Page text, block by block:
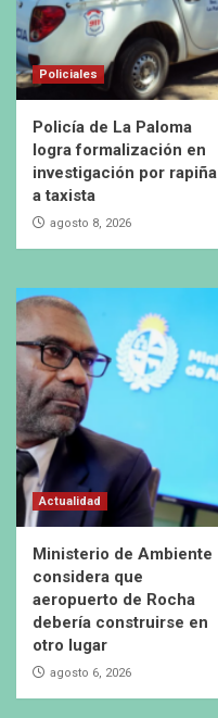
Policiales
Policía de La Paloma
logra formalización en
investigación por rapiña
a taxista
agosto 8, 2026
Actualidad
Ministerio de Ambiente
considera que
aeropuerto de Rocha
debería construirse en
otro lugar
agosto 6, 2026